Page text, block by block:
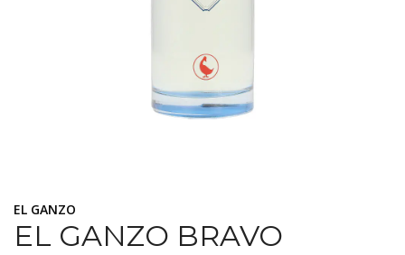
EL GANZO
EL GANZO BRAVO